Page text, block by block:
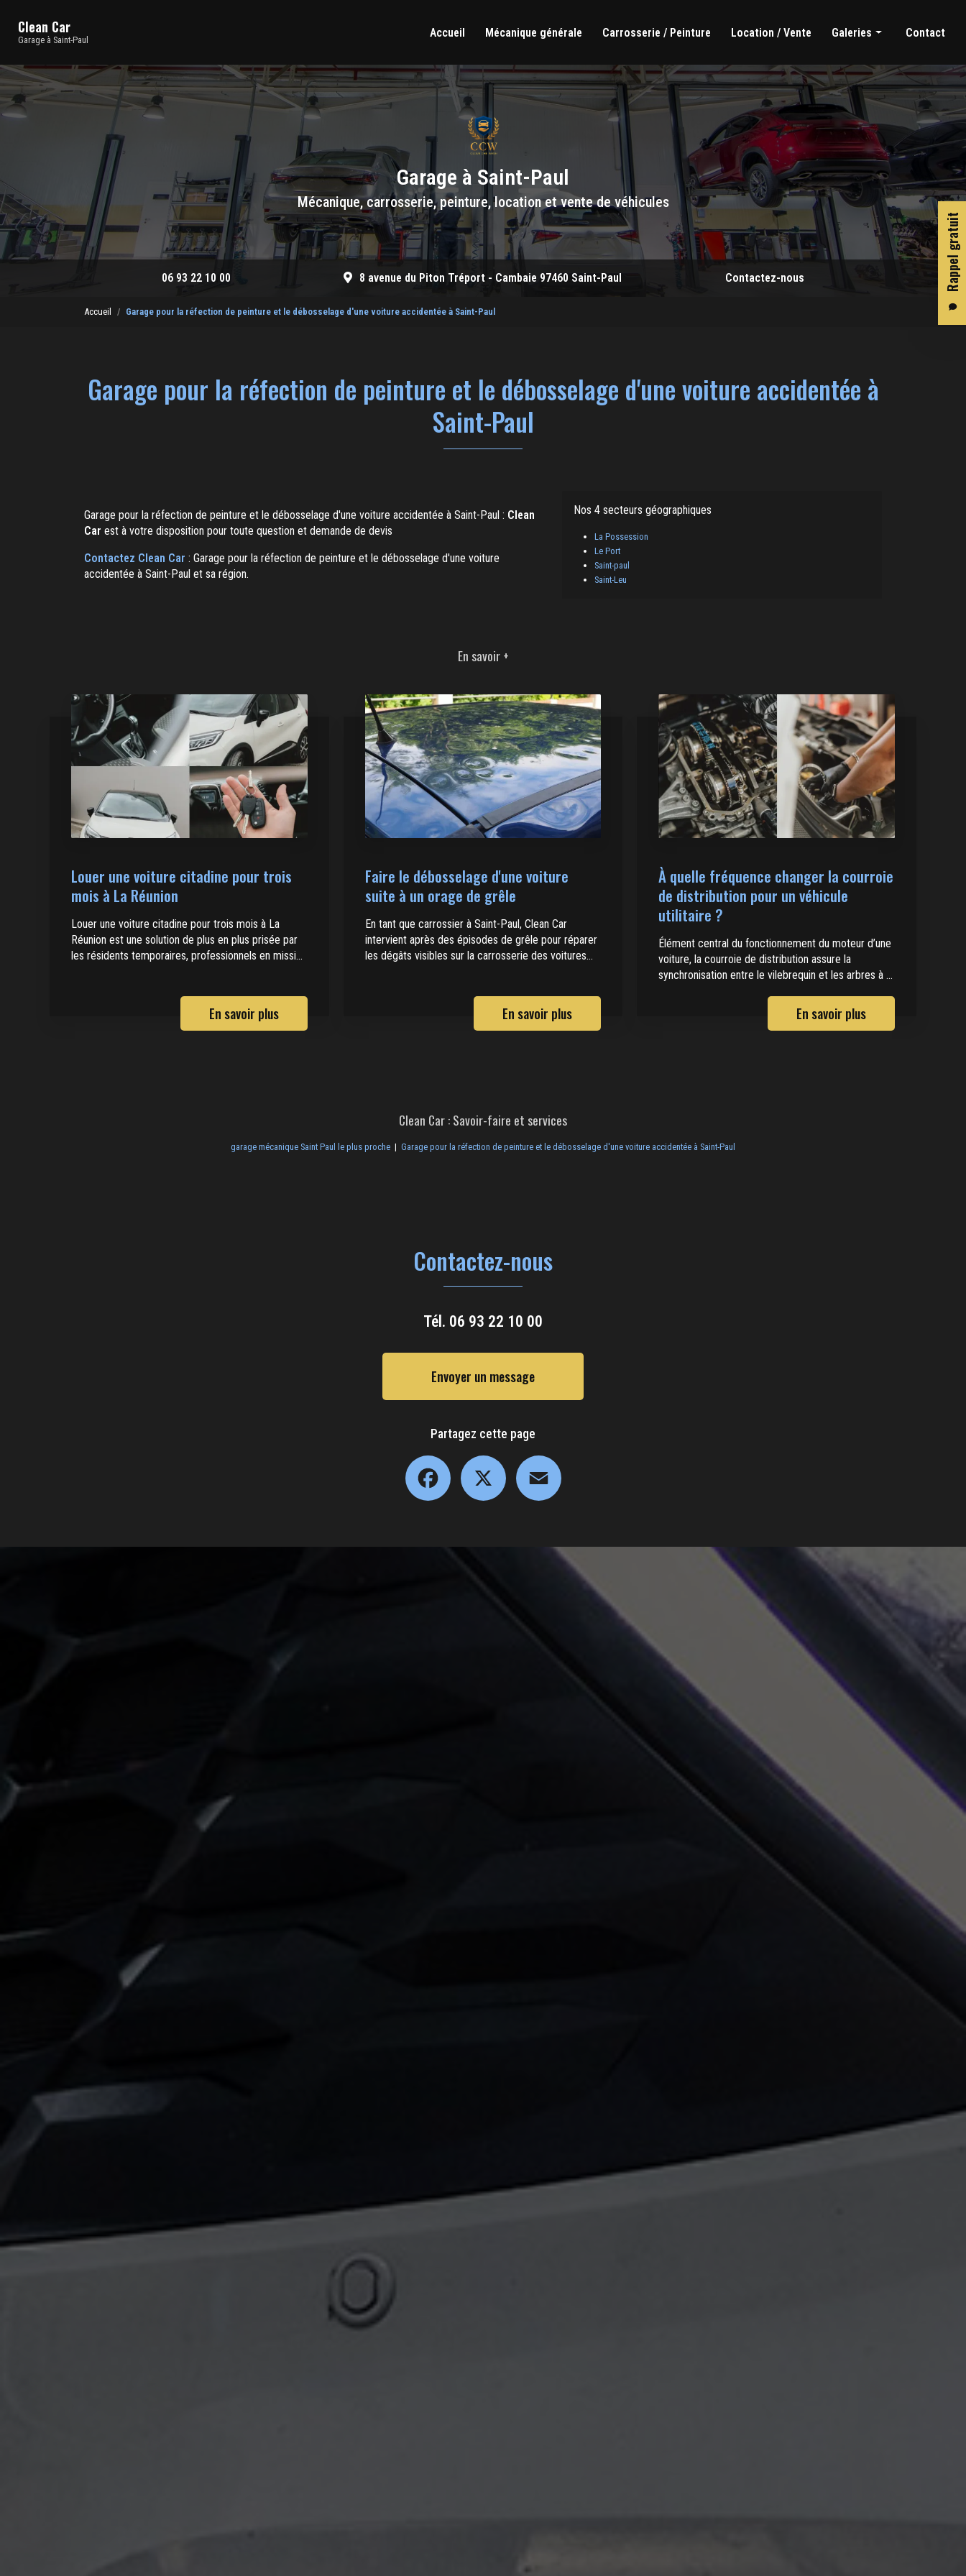
contenu
Clean Car
Garage à Saint-Paul
Rappel gratuit
Accueil
Mécanique générale Carrosserie / Peinture Location / Vente Galeries
Mécanique générale
Carrosserie / Peinture
Location / Vente
Contact
Garage à Saint-Paul
Mécanique, carrosserie, peinture, location et vente de véhicules
06 93 22 10 00 8 avenue du Piton Tréport - Cambaie 97460 Saint-Paul Contactez-nous
Accueil Garage pour la réfection de peinture et le débosselage d'une voiture accidentée à Saint-Paul
Garage pour la réfection de peinture et le débosselage d'une voiture accidentée à
Saint-Paul
Garage pour la réfection de peinture et le débosselage d'une voiture accidentée à Saint-Paul : Clean
Car est à votre disposition pour toute question et demande de devis
Contactez Clean Car : Garage pour la réfection de peinture et le débosselage d'une voiture
accidentée à Saint-Paul et sa région.
Nos 4 secteurs géographiques
La Possession
Le Port
Saint-paul
Saint-Leu
En savoir +
Louer une voiture citadine pour trois
mois à La Réunion
Louer une voiture citadine pour trois mois à La
Réunion est une solution de plus en plus prisée par
les résidents temporaires, professionnels en missi...
En savoir plus
Faire le débosselage d'une voiture
suite à un orage de grêle
En tant que carrossier à Saint-Paul, Clean Car
intervient après des épisodes de grêle pour réparer
les dégâts visibles sur la carrosserie des voitures...
En savoir plus
À quelle fréquence changer la courroie
de distribution pour un véhicule
utilitaire ?
Élément central du fonctionnement du moteur d’une
voiture, la courroie de distribution assure la
synchronisation entre le vilebrequin et les arbres à ...
En savoir plus
Clean Car : Savoir-faire et services
garage mécanique Saint Paul le plus proche | Garage pour la réfection de peinture et le débosselage d'une voiture accidentée à Saint-Paul
Contactez-nous
Tél. 06 93 22 10 00
Envoyer un message
Partagez cette page
Facebook